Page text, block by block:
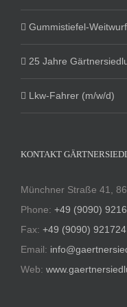
Gummistiefel-Weitwurf
25 Jahre
Lkw-Fahrer (m/w/d)
KONTAKT
Münchner Straße 41,
Phone: +49 (9090)
Fax: +49 (9090) 921724
Email:
Web: